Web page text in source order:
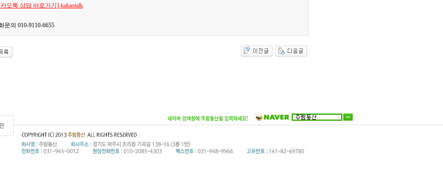
오톡 상담 바로가기]-kakaotalk
문의 010-9110-6655